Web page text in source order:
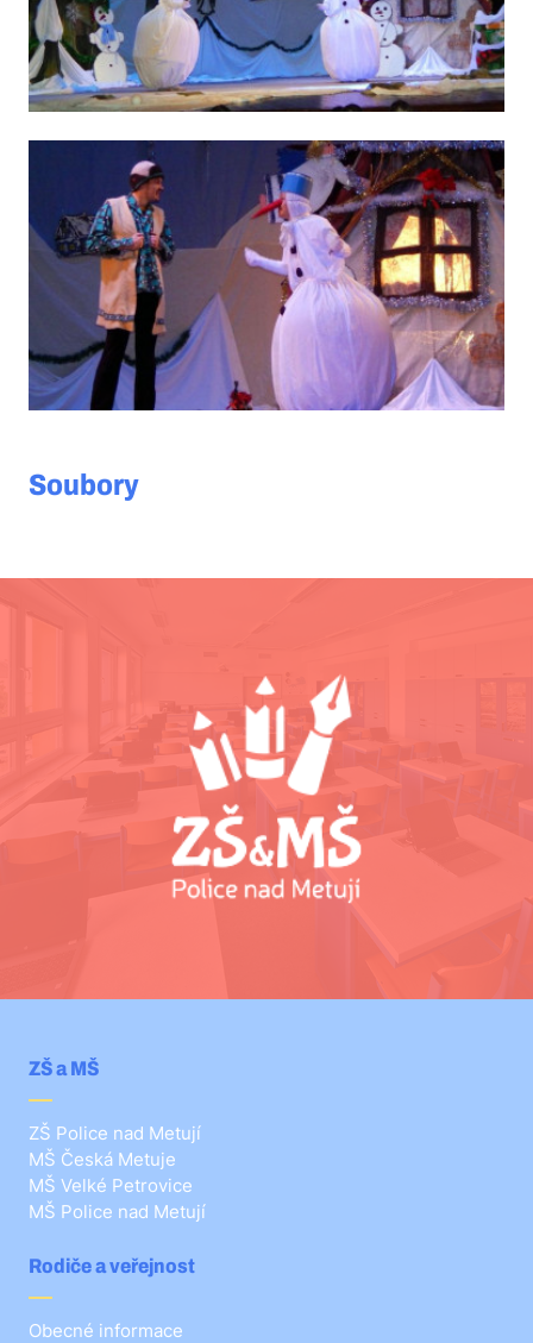
Soubory
ZŠ a MŠ
ZŠ Police nad Metují
MŠ Česká Metuje
MŠ Velké Petrovice
MŠ Police nad Metují
Rodiče a veřejnost
Obecné informace